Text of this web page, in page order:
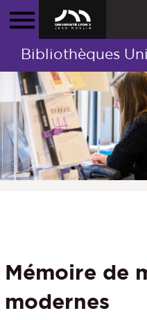
Bibliothèques
Mémoire de
modernes